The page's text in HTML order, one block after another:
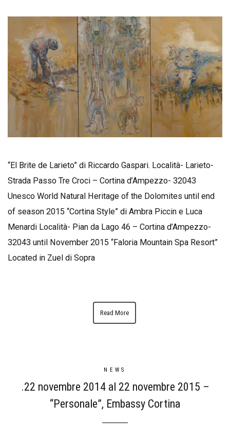
“El Brite de Larieto” di Riccardo Gaspari. Località- Larieto-
Strada Passo Tre Croci – Cortina d’Ampezzo- 32043
Unesco World Natural Heritage of the Dolomites until end
of season 2015 “Cortina Style” di Ambra Piccin e Luca
Menardi Località- Pian da Lago 46 – Cortina d’Ampezzo-
32043 until November 2015 “Faloria Mountain Spa Resort”
Located in Zuel di Sopra
Read More
NEWS
.22 novembre 2014 al 22 novembre 2015 –
“Personale”, Embassy Cortina